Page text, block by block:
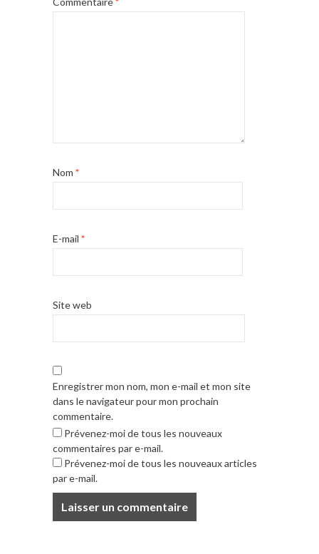
Nom *
E-mail *
Site web
Enregistrer mon nom, mon e-mail et mon site
dans le navigateur pour mon prochain
commentaire.
Prévenez-moi de tous les nouveaux
commentaires par e-mail.
Prévenez-moi de tous les nouveaux articles
par e-mail.